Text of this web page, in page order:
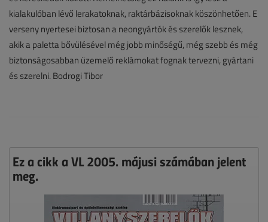
kialakulóban lévő lerakatoknak, raktárbázisoknak köszönhetően. E
verseny nyertesei biztosan a neongyártók és szerelők lesznek,
akik a paletta bővülésével még jobb minőségű, még szebb és még
biztonságosabban üzemelő reklámokat fognak tervezni, gyártani
és szerelni. Bodrogi Tibor
Ez a cikk a VL 2005. májusi számában jelent
meg.